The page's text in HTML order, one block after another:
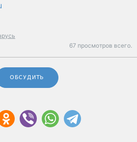
67 просмотров всего.
ОБСУДИТЬ